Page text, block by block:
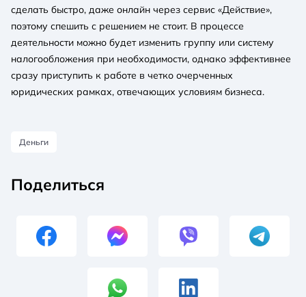
сделать быстро, даже онлайн через сервис «Действие»,
поэтому спешить с решением не стоит. В процессе
деятельности можно будет изменить группу или систему
налогообложения при необходимости, однако эффективнее
сразу приступить к работе в четко очерченных
юридических рамках, отвечающих условиям бизнеса.
Деньги
Поделиться